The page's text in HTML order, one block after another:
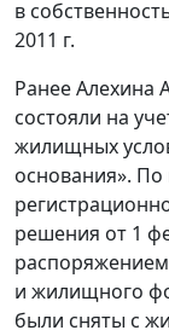
в
2011 г.
Ранее Алехина
состояли на
жилищных
основания».
решения от 1
и жилищного
были сняты с